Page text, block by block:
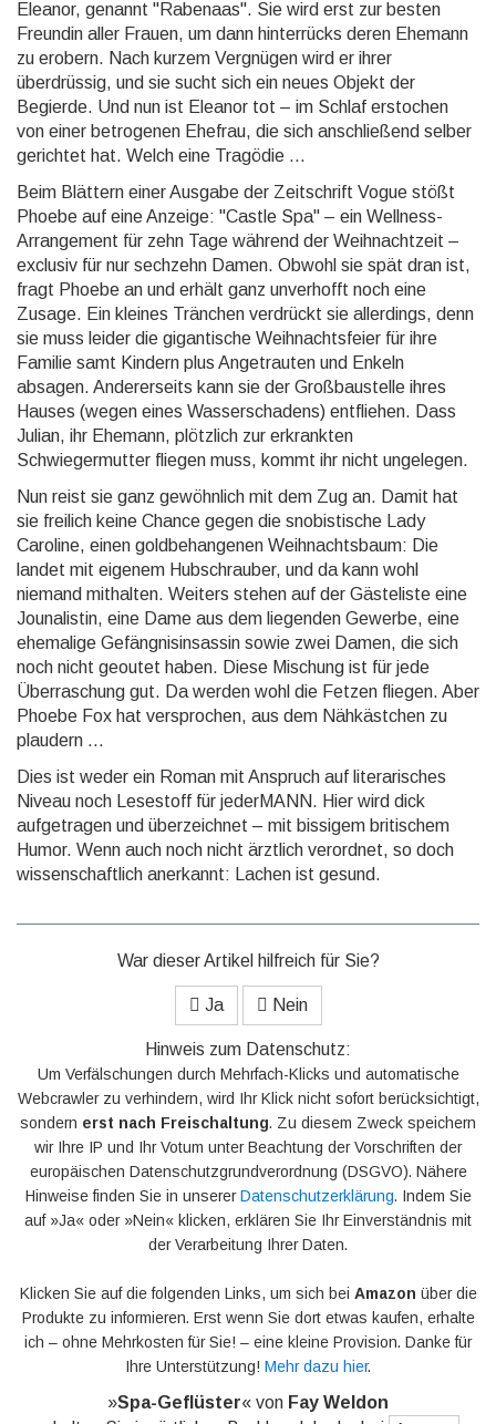
Eleanor, genannt "Rabenaas". Sie wird erst zur besten
Freundin aller Frauen, um dann hinterrücks deren Ehemann
zu erobern. Nach kurzem Vergnügen wird er ihrer
überdrüssig, und sie sucht sich ein neues Objekt der
Begierde. Und nun ist Eleanor tot – im Schlaf erstochen
von einer betrogenen Ehefrau, die sich anschließend selber
gerichtet hat. Welch eine Tragödie ...
Beim Blättern einer Ausgabe der Zeitschrift Vogue stößt
Phoebe auf eine Anzeige: "Castle Spa" – ein Wellness-
Arrangement für zehn Tage während der Weihnachtzeit –
exclusiv für nur sechzehn Damen. Obwohl sie spät dran ist,
fragt Phoebe an und erhält ganz unverhofft noch eine
Zusage. Ein kleines Tränchen verdrückt sie allerdings, denn
sie muss leider die gigantische Weihnachtsfeier für ihre
Familie samt Kindern plus Angetrauten und Enkeln
absagen. Andererseits kann sie der Großbaustelle ihres
Hauses (wegen eines Wasserschadens) entfliehen. Dass
Julian, ihr Ehemann, plötzlich zur erkrankten
Schwiegermutter fliegen muss, kommt ihr nicht ungelegen.
Nun reist sie ganz gewöhnlich mit dem Zug an. Damit hat
sie freilich keine Chance gegen die snobistische Lady
Caroline, einen goldbehangenen Weihnachtsbaum: Die
landet mit eigenem Hubschrauber, und da kann wohl
niemand mithalten. Weiters stehen auf der Gästeliste eine
Jounalistin, eine Dame aus dem liegenden Gewerbe, eine
ehemalige Gefängnisinsassin sowie zwei Damen, die sich
noch nicht geoutet haben. Diese Mischung ist für jede
Überraschung gut. Da werden wohl die Fetzen fliegen. Aber
Phoebe Fox hat versprochen, aus dem Nähkästchen zu
plaudern ...
Dies ist weder ein Roman mit Anspruch auf literarisches
Niveau noch Lesestoff für jederMANN. Hier wird dick
aufgetragen und überzeichnet – mit bissigem britischem
Humor. Wenn auch noch nicht ärztlich verordnet, so doch
wissenschaftlich anerkannt: Lachen ist gesund.
War dieser Artikel hilfreich für Sie?
Ja Nein
Hinweis zum Datenschutz:
Um Verfälschungen durch Mehrfach-Klicks und automatische
Webcrawler zu verhindern, wird Ihr Klick nicht sofort berücksichtigt,
sondern erst nach Freischaltung. Zu diesem Zweck speichern
wir Ihre IP und Ihr Votum unter Beachtung der Vorschriften der
europäischen Datenschutzgrundverordnung (DSGVO). Nähere
Hinweise finden Sie in unsererDatenschutzerklärung. Indem Sie
auf »Ja« oder »Nein« klicken, erklären Sie Ihr Einverständnis mit
der Verarbeitung Ihrer Daten.
Klicken Sie auf die folgenden Links, um sich bei Amazon über die
Produkte zu informieren. Erst wenn Sie dort etwas kaufen, erhalte
ich – ohne Mehrkosten für Sie! – eine kleine Provision. Danke für
Ihre Unterstützung! Mehr dazu hier.
»Spa-Geflüster« von Fay Weldon